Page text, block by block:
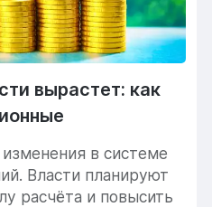
вырастет: как
изменения в системе
Власти планируют
расчёта и повысить